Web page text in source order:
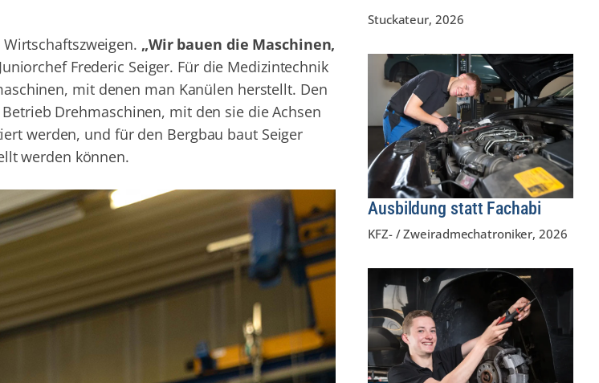
„Wir bauen die Maschinen,
Frederic Seiger. Für die Medizintechnik
mit denen man Kanülen herstellt. Den
Drehmaschinen, mit den sie die Achsen
werden, und für den Bergbau baut Seiger
werden können.
Stuckateur, 2026
Ausbildung statt Fachabi
KFZ- / Zweiradmechatroniker,2026